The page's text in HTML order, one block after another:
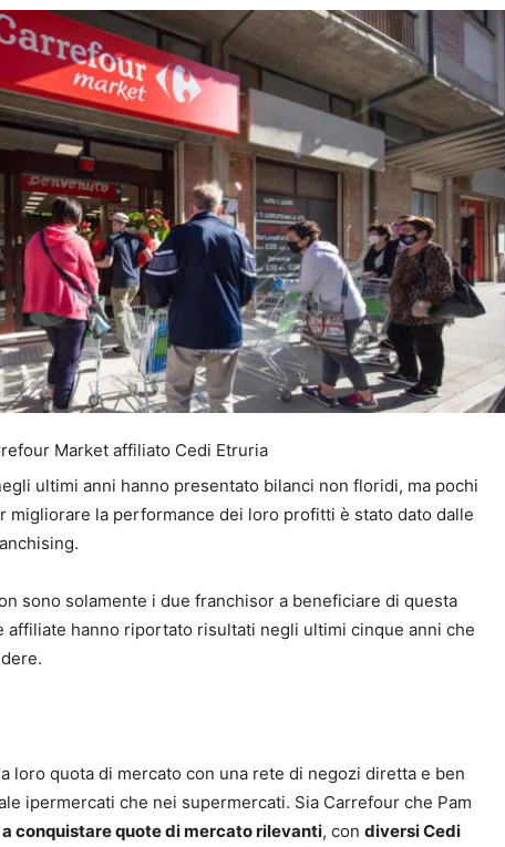
Market affiliato Cedi Etruria
ultimi anni hanno presentato bilanci non floridi, ma pochi
migliorare la performance dei loro profitti è stato dato dalle
sono solamente i due franchisor a beneficiare di questa
affiliate hanno riportato risultati negli ultimi cinque anni che
loro quota di mercato con una rete di negozi diretta e ben
ipermercati che nei supermercati. Sia Carrefour che Pam
conquistare quote di mercato rilevanti, con diversi Cedi